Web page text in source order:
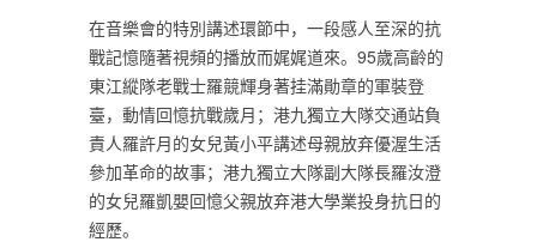
在音樂會的特別講述環節中，一段感人至深的抗
戰記憶隨著視頻的播放而娓娓道來。95歲高齡的
東江縱隊老戰士羅競輝身著挂滿勛章的軍裝登
臺，動情回憶抗戰歲月；港九獨立大隊交通站負
責人羅許月的女兒黃小平講述母親放弃優渥生活
參加革命的故事；港九獨立大隊副大隊長羅汝澄
的女兒羅凱嬰回憶父親放弃港大學業投身抗日的
經歷。